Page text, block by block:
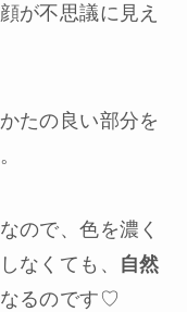
が不思議に見え
たの良い部分を
ので、色を濃く
なくても、
自然
るのです♡